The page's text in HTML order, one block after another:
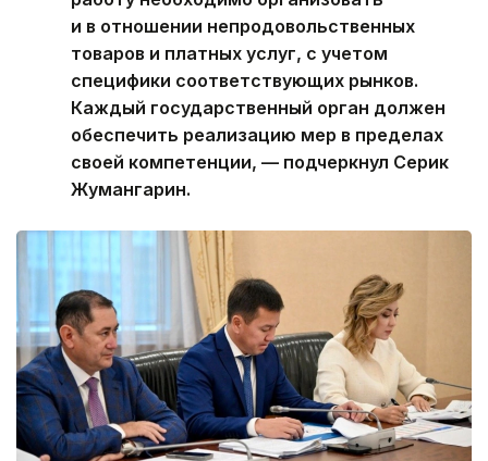
и в отношении непродовольственных
товаров и платных услуг, с учетом
специфики соответствующих рынков.
Каждый государственный орган должен
обеспечить реализацию мер в пределах
своей компетенции, — подчеркнул Серик
Жумангарин.